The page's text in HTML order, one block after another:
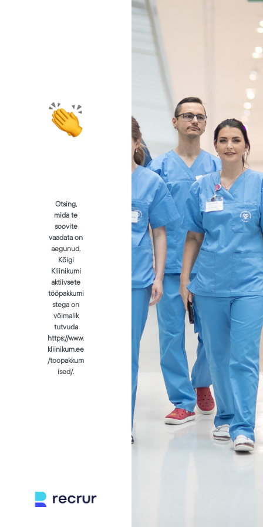
Otsing,
mida te
soovite
vaadata on
aegunud.
Kõigi
Kliinikumi
aktiivsete
tööpakkumi
stega on
võimalik
tutvuda
https://www.
kliinikum.ee
/toopakkum
ised/.